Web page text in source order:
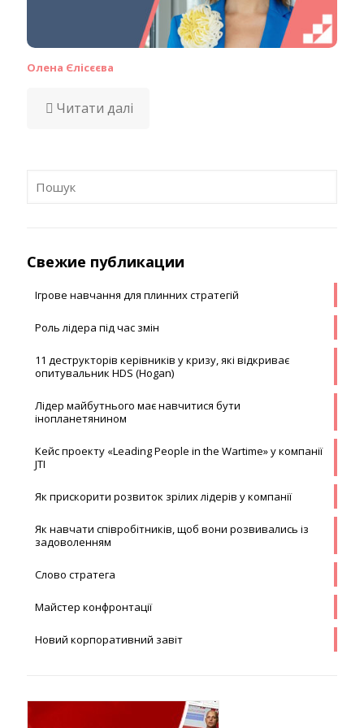
Олена Єлісєєва
Читати далі
Свежие публикации
Ігрове навчання для плинних стратегій
Роль лідера під час змін
11 деструкторів керівників у кризу, які відкриває
опитувальник HDS (Hogan)
Лідер майбутнього має навчитися бути
інопланетянином
Кейс проекту «Leading People in the Wartime» у компанії
JTI
Як прискорити розвиток зрілих лідерів у компанії
Як навчати співробітників, щоб вони розвивались із
задоволенням
Слово стратега
Майстер конфронтації
Новий корпоративний завіт